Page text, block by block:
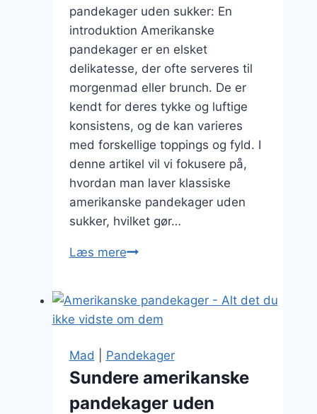
pandekager uden sukker: En
introduktion Amerikanske
pandekager er en elsket
delikatesse, der ofte serveres til
morgenmad eller brunch. De er
kendt for deres tykke og luftige
konsistens, og de kan varieres
med forskellige toppings og fyld. I
denne artikel vil vi fokusere på,
hvordan man laver klassiske
amerikanske pandekager uden
sukker, hvilket gør…
Læs mereKlassiske
uden
sukker
Mad
Pandekager
Sundere amerikanske
pandekager uden